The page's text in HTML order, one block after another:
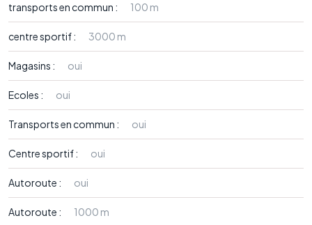
transports en commun : 100 m
centre sportif : 3000 m
Magasins : oui
Ecoles : oui
Transports en commun : oui
Centre sportif : oui
Autoroute : oui
Autoroute : 1000 m